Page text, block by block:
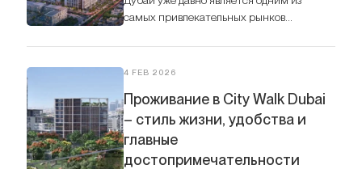
самых привлекательных рынков
праву считается одним из самых
перспективных районов для инвестиций.
4 FEB 2026
Проживание в City Walk Dubai
– стиль жизни, удобства и
главные
достопримечательности